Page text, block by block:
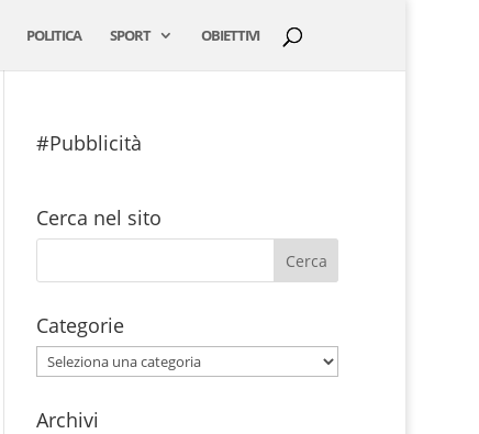
POLITICA SPORT OBIETTIVI
#Pubblicità
Cerca nel sito
Categorie
Categorie
Archivi